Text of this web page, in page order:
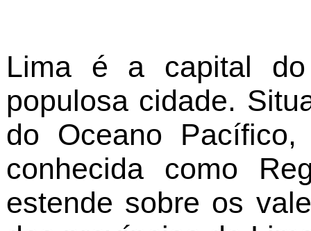
Lima é a capital
populosa cidade.
do Oceano
conhecida como
estende sobre os